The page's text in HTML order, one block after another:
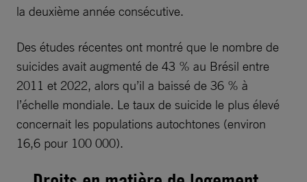
la deuxième année consécutive.
Des études récentes ont montré que le nombre de
suicides avait augmenté de 43 % au Brésil entre
2011 et 2022, alors qu’il a baissé de 36 % à
l’échelle mondiale. Le taux de suicide le plus élevé
concernait les populations autochtones (environ
16,6 pour 100 000).